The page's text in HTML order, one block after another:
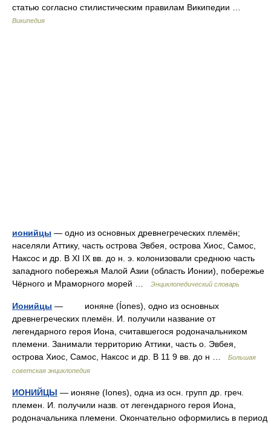
статью согласно стилистическим правилам Википедии …
Википедия
ионийцы — одно из основных древнегреческих племён;
населяли Аттику, часть острова Эвбея, острова Хиос, Самос,
Наксос и др. В XI IX вв. до н. э. колонизовали среднюю часть
западного побережья Малой Азии (область Ионии), побережье
Чёрного и Мраморного морей …
Энциклопедический словарь
Ионийцы — ионяне (Íones), одно из основных
древнегреческих племён. И. получили название от
легендарного героя Иона, считавшегося родоначальником
племени. Занимали территорию Аттики, часть о. Эвбея,
острова Хиос, Самос, Наксос и др. В 11 9 вв. до н …
Большая
советская энциклопедия
ИОНИЙЦЫ — ионяне (Iones), одна из осн. групп др. греч.
племен. И. получили назв. от легендарного героя Иона,
родоначальника племени. Окончательно оформились в период